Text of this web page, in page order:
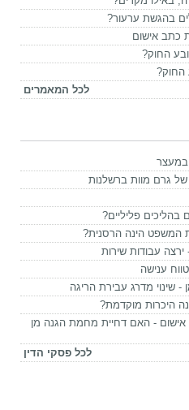
בהגשת ערעור?
כתב אישום
החוק?
החוק?
לכל המאמרים
במעצר
גרם מוות ברשלנות
בהליכים פליליים?
הינה הרסנית?
עבודות שירות
ענישה
שינוי מדרג עבירת הריגה
היכרות מוקדמת?
אישום - האם דחיית מחמת הגנה מן
לכל פסקי הדין